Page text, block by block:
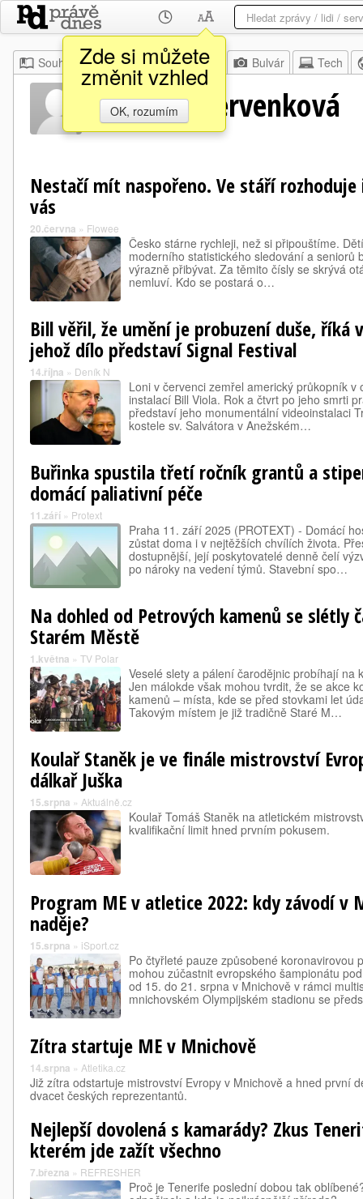
Zde si můžete
změnit vzhled
OK, rozumím
Souhrn Moje Z domova Bulvár Tech
Markéta Červenková
Nestačí mít naspořeno. Ve stáří
vás
20.června » Flowee
Česko stárne rychleji, než si připouštíme.
moderního statistického sledování a seniorů
výrazně přibývat. Za těmito čísly se skrývá
nemluví. Kdo se postará o…
Bill věřil, že umění je probuzení duše, říká
jehož dílo představí Signal Festival
14.října » Deník N
Loni v červenci zemřel americký průkopník
instalací Bill Viola. Rok a čtvrt po jeho smrti
představí jeho monumentální videoinstalaci
kostele sv. Salvátora v Anežském…
Buřinka spustila třetí ročník grantů a
domácí paliativní péče
11.září » Protext
Praha 11. září 2025 (PROTEXT) - Domácí
zůstat doma i v nejtěžších chvílích života.
dostupnější, její poskytovatelé denně čelí
po nároky na vedení týmů. Stavební spo…
Na dohled od Petrových kamenů se slétly
Starém Městě
1.května » TV Polar
Veselé slety a pálení čarodějnic probíhají na
Jen málokde však mohou tvrdit, že se akce
kamenů – místa, kde se před stovkami let
Takovým místem je již tradičně Staré M…
Koulař Staněk je ve finále mistrovství
dálkař Juška
15.srpna » Aktuálně.cz
Koulař Tomáš Staněk na atletickém
kvalifikační limit hned prvním pokusem.
Program ME v atletice 2022: kdy závodí v
naděje?
15.srpna » iSport.cz
Po čtyřleté pauze způsobené koronavirovou
mohou zúčastnit evropského šampionátu
od 15. do 21. srpna v Mnichově v rámci
mnichovském Olympijském stadionu se
Zítra startuje ME v Mnichově
14.srpna » Atletika.cz
Již zítra odstartuje mistrovství Evropy v Mnichově a hned první
dvacet českých reprezentantů.
Nejlepší dovolená s kamarády? Zkus
kterém jde zažít všechno
7.března » REFRESHER
Proč je Tenerife poslední dobou tak